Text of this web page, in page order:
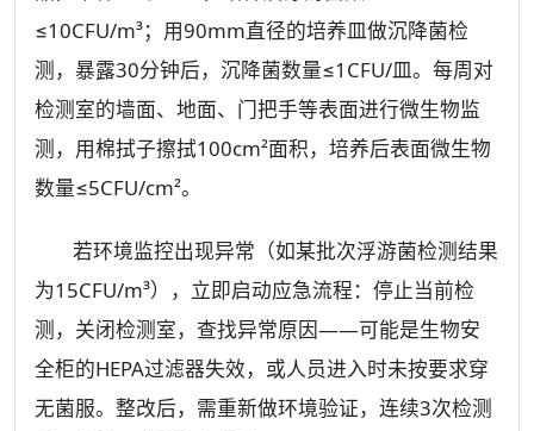
≤10CFU/m³；用90mm直径的培养皿做沉降菌检
测，暴露30分钟后，沉降菌数量≤1CFU/皿。每周对
检测室的墙面、地面、门把手等表面进行微生物监
测，用棉拭子擦拭100cm²面积，培养后表面微生物
数量≤5CFU/cm²。
若环境监控出现异常（如某批次浮游菌检测结果
为15CFU/m³），立即启动应急流程：停止当前检
测，关闭检测室，查找异常原因——可能是生物安
全柜的HEPA过滤器失效，或人员进入时未按要求穿
无菌服。整改后，需重新做环境验证，连续3次检测